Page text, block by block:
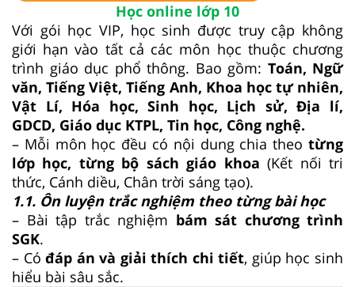
Học online lớp 10
Với gói học VIP, học sinh được truy cập không
giới hạn vào tất cả các môn học thuộc chương
trình giáo dục phổ thông. Bao gồm: Toán, Ngữ
văn, Tiếng Việt, Tiếng Anh, Khoa học tự nhiên,
Vật Lí, Hóa học, Sinh học, Lịch sử, Địa lí,
GDCD, Giáo dục KTPL, Tin học, Công nghệ.
– Mỗi môn học đều có nội dung chia theo từng
lớp học, từng bộ sách giáo khoa (Kết nối tri
thức, Cánh diều, Chân trời sáng tạo).
1.1. Ôn luyện trắc nghiệm theo từng bài học
– Bài tập trắc nghiệm bám sát chương trình
SGK.
– Cóđáp án và giải thích chi tiết, giúp học sinh
hiểu bài sâu sắc.